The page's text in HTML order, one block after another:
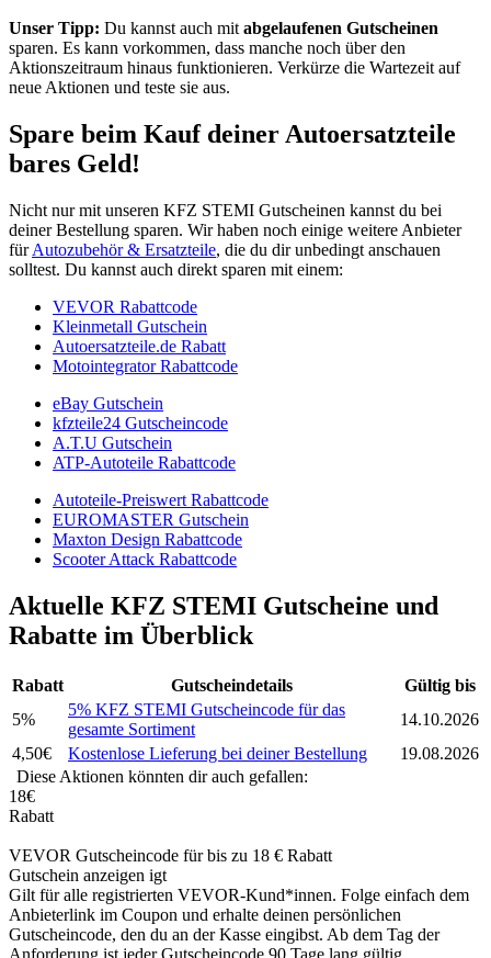
Unser Tipp: Du kannst auch mit abgelaufenen Gutscheinen
sparen. Es kann vorkommen, dass manche noch über den
Aktionszeitraum hinaus funktionieren. Verkürze die Wartezeit auf
neue Aktionen und teste sie aus.
Spare beim Kauf deiner Autoersatzteile
bares Geld!
Nicht nur mit unseren KFZ STEMI Gutscheinen kannst du bei
deiner Bestellung sparen. Wir haben noch einige weitere Anbieter
fürAutozubehör & Ersatzteile, die du dir unbedingt anschauen
solltest. Du kannst auch direkt sparen mit einem:
VEVOR Rabattcode
Kleinmetall Gutschein
Autoersatzteile.de Rabatt
Motointegrator Rabattcode
eBay Gutschein
kfzteile24 Gutscheincode
A.T.U Gutschein
ATP-Autoteile Rabattcode
Autoteile-Preiswert Rabattcode
EUROMASTER Gutschein
Maxton Design Rabattcode
Scooter Attack Rabattcode
Aktuelle KFZ STEMI Gutscheine und
Rabatte im Überblick
Rabatt Gutscheindetails
Gültig bis
5%
5% KFZ STEMI Gutscheincode für das
gesamte Sortiment
14.10.2026
4,50€
Kostenlose Lieferung bei deiner Bestellung
19.08.2026
Diese Aktionen könnten dir auch gefallen:
18€
Rabatt
VEVOR Gutscheincode für bis zu 18 € Rabatt
Gutschein anzeigen igt
Gilt für alle registrierten VEVOR-Kund*innen. Folge einfach dem
Anbieterlink im Coupon und erhalte deinen persönlichen
Gutscheincode, den du an der Kasse eingibst. Ab dem Tag der
Anforderung ist jeder Gutscheincode 90 Tage lang gültig.